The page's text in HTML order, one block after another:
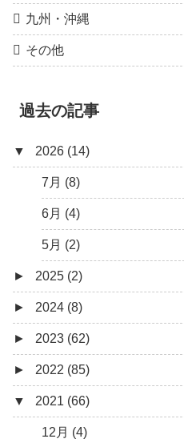
九州・沖縄
その他
過去の記事
▼ 2026 (14)
7月 (8)
6月 (4)
5月 (2)
► 2025 (2)
12月 (1)
6月 (1)
► 2024 (8)
8月 (1)
7月 (1)
5月 (2)
4月 (3)
► 2023 (62)
9月 (1)
8月 (1)
7月 (8)
► 2022 (85)
12月 (3)
10月 (1)
▼ 2021 (66)
12月 (4)